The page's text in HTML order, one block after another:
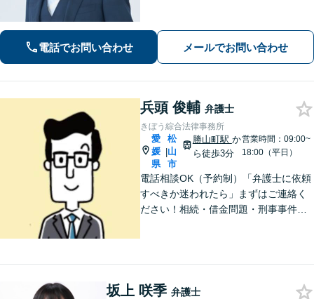
す。お困りの際は、ぜひご相談くださ
い。【弁護士歴20年以上】
電話でお問い合わせ メールでお問い合わせ
兵頭 俊輔 弁護士
きぼう綜合法律事務所
愛
媛
県
|
松
山
市
勝山町駅 か
ら徒歩3分
営業時間：09:00~
18:00（平日）
電話相談OK（予約制）「弁護士に依頼
すべきか迷われたら」まずはご連絡く
ださい！相続・借金問題・刑事事件・
坂上 咲季 弁護士